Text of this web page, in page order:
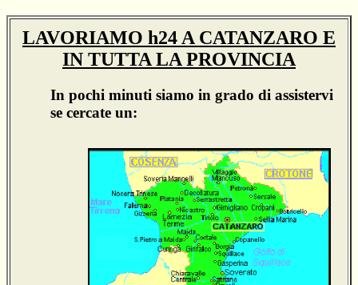
LAVORIAMO h24 A CATANZARO E
IN TUTTA LA PROVINCIA
In pochi minuti siamo in grado di assistervi
se cercate un: